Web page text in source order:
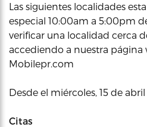
Las siguientes localidades
especial 10:00am a 5:00pm
verificar una localidad cerca
accediendo a nuestra página
Mobilepr.com
Desde el miércoles, 15 de
Citas